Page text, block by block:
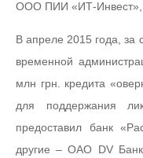
ООО ПИИ «ИТ-Инвест»,
В апреле 2015 года, за
временной
млн грн. кредита
для поддержания
предоставил банк
другие – ОАО DV